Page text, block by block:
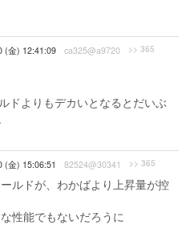
(金) 12:41:09 ca325@a9720 >> 365
ドよりもデカいとなるとだいぶ
(金) 15:06:51 82524@30341 >> 365
ルドが、わかばより上昇量が控
性能でもないだろうに